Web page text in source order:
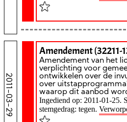
2011-03-29
Amendement (32211-
Amendement van het
verplichting voor
ontwikkelen over de
over
waarop dit aanbod
Ingediend op: 2011-01-25.
stemgedrag: tegen.